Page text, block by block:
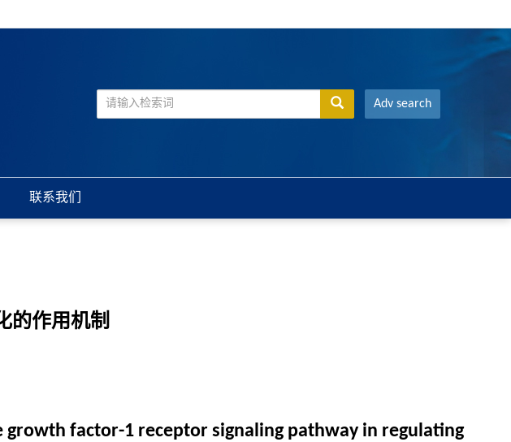
Adv search
联系我们
的作用机制
factor-1 receptor signaling pathway in regulating